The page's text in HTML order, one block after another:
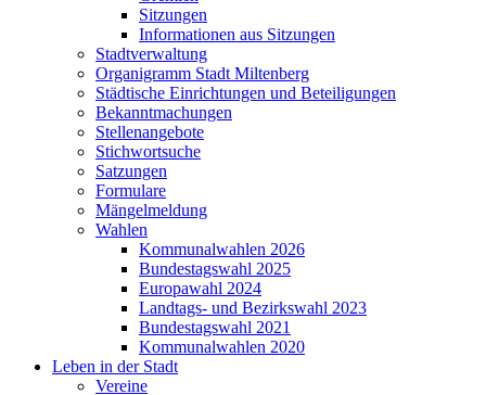
Sitzungen
Informationen aus Sitzungen
Stadtverwaltung
Organigramm Stadt Miltenberg
Städtische Einrichtungen und Beteiligungen
Bekanntmachungen
Stellenangebote
Stichwortsuche
Satzungen
Formulare
Mängelmeldung
Wahlen
Kommunalwahlen 2026
Bundestagswahl 2025
Europawahl 2024
Landtags- und Bezirkswahl 2023
Bundestagswahl 2021
Kommunalwahlen 2020
Leben in der Stadt
Vereine